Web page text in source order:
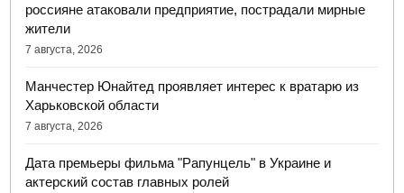
россияне атаковали предприятие, пострадали мирные
жители
7 августа, 2026
Манчестер Юнайтед проявляет интерес к вратарю из
Харьковской области
7 августа, 2026
Дата премьеры фильма "Рапунцель" в Украине и
актерский состав главных ролей